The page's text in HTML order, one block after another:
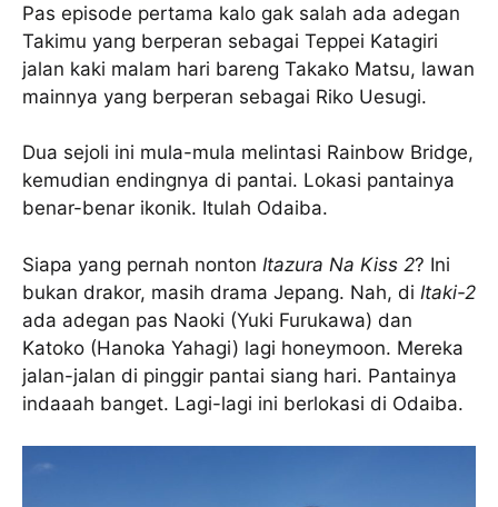
Pas episode pertama kalo gak salah ada adegan
Takimu yang berperan sebagai Teppei Katagiri
jalan kaki malam hari bareng Takako Matsu, lawan
mainnya yang berperan sebagai Riko Uesugi.
Dua sejoli ini mula-mula melintasi Rainbow Bridge,
kemudian endingnya di pantai. Lokasi pantainya
benar-benar ikonik. Itulah Odaiba.
Siapa yang pernah nonton Itazura Na Kiss 2? Ini
bukan drakor, masih drama Jepang. Nah, di Itaki-2
ada adegan pas Naoki (Yuki Furukawa) dan
Katoko (Hanoka Yahagi) lagi honeymoon. Mereka
jalan-jalan di pinggir pantai siang hari. Pantainya
indaaah banget. Lagi-lagi ini berlokasi di Odaiba.